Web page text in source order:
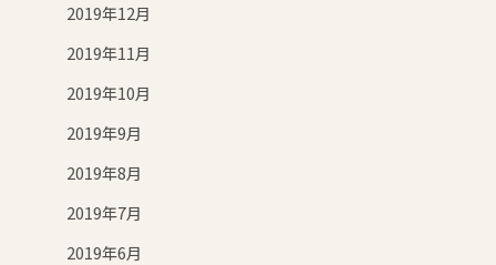
2019年12月
2019年11月
2019年10月
2019年9月
2019年8月
2019年7月
2019年6月